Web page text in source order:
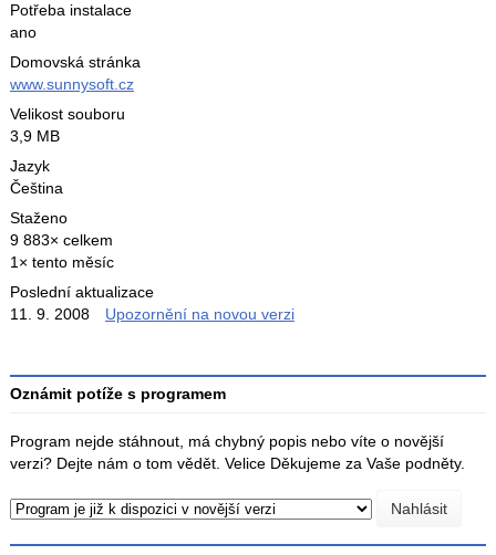
Potřeba instalace
ano
Domovská stránka
www.sunnysoft.cz
Velikost souboru
3,9 MB
Jazyk
Čeština
Staženo
9 883× celkem
1× tento měsíc
Poslední aktualizace
11. 9. 2008
Upozornění na novou verzi
Oznámit potíže s programem
Program nejde stáhnout, má chybný popis nebo víte o novější
verzi? Dejte nám o tom vědět. Velice Děkujeme za Vaše podněty.